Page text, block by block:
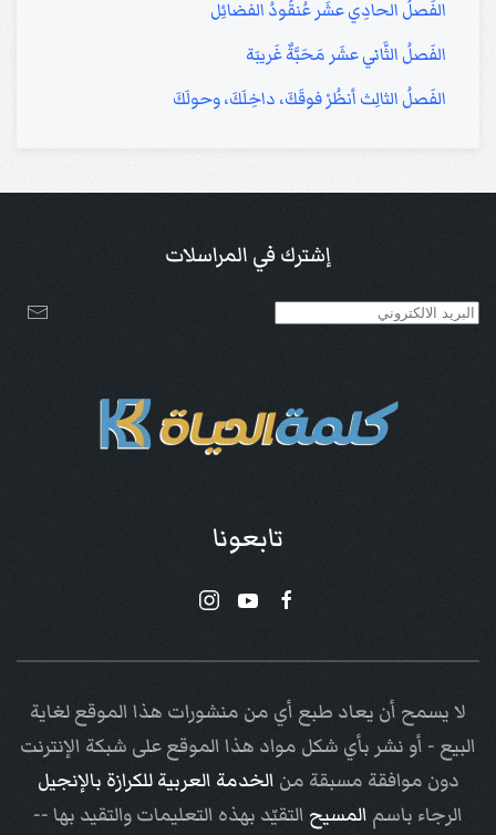
الفَصلُ الحادِي عشَر عُنقُودُ الفضائِل
الفَصلُ الثَّاني عشَر مَحَبَّةٌ غَريبَة
الفَصلُ الثالِث أنظُرْ فوقَكَ، داخِلَكَ، وحولَكَ
إشترك في المراسلات
تابعونا
لا يسمح أن يعاد طبع أي من منشورات هذا الموقع لغاية
البيع - أو نشر بأي شكل مواد هذا الموقع على شبكة الإنترنت
دون موافقة مسبقة من الخدمة العربية للكرازة بالإنجيل
الرجاء باسم المسيح التقيّد بهذه التعليمات والتقيد بها --